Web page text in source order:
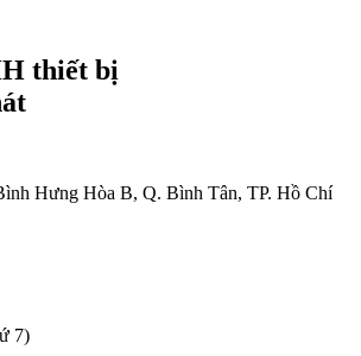
thiết bị
Hưng Hòa B, Q. Bình Tân, TP. Hồ Chí
7)